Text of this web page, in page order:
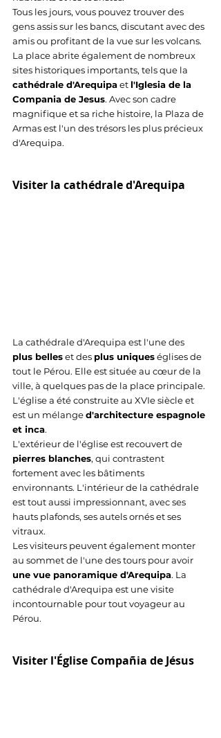
Tous les jours, vous pouvez trouver des
gens assis sur les bancs, discutant avec des
amis ou profitant de la vue sur les volcans.
La place abrite également de nombreux
sites historiques importants, tels que la
cathédrale d'Arequipa et l'Iglesia de la
Compania de Jesus. Avec son cadre
magnifique et sa riche histoire, la Plaza de
Armas est l'un des trésors les plus précieux
d'Arequipa.
Visiter la cathédrale d'Arequipa
La cathédrale d'Arequipa est l'une des
plus belles et des plus uniques églises de
tout le Pérou. Elle est située au cœur de la
ville, à quelques pas de la place principale.
L'église a été construite au XVIe siècle et
est un mélange d'architecture espagnole
et inca.
L'extérieur de l'église est recouvert de
pierres blanches, qui contrastent
fortement avec les bâtiments
environnants. L'intérieur de la cathédrale
est tout aussi impressionnant, avec ses
hauts plafonds, ses autels ornés et ses
vitraux.
Les visiteurs peuvent également monter
au sommet de l'une des tours pour avoir
une vue panoramique d'Arequipa. La
cathédrale d'Arequipa est une visite
incontournable pour tout voyageur au
Pérou.
Visiter l'Église Compañia de Jésus